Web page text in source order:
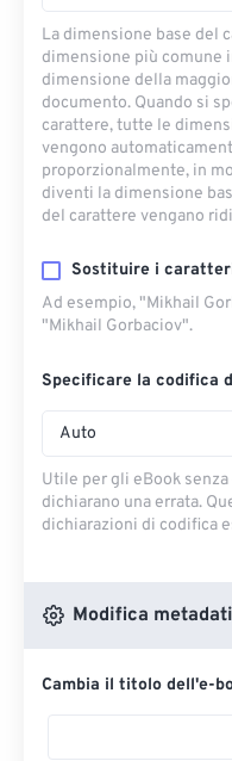
La dimensione base del
dimensione più comune
dimensione della
documento. Quando si
carattere, tutte le
vengono
proporzionalmente, in
diventi la dimensione
del carattere vengano
Sostituire i
Ad esempio, "Mikhail
"Mikhail Gorbaciov".
Specificare la codifica
Auto
Utile per gli eBook
dichiarano una errata.
dichiarazioni di codifica
Modifica metadati
Cambia il titolo dell'e-